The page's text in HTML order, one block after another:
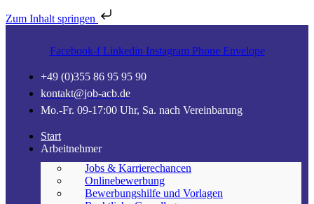
Zum Inhalt springen
Facebook-f Linkedin Instagram Phone Envelope
+49 (0)355 86 95 95 90
kontakt@job-acb.de
Mo.-Fr. 09-17:00 Uhr, Sa. nach Vereinbarung
Start
Arbeitnehmer
Jobs & Karrierechancen
Onlinebewerbung
Bewerbungshilfe und Vorlagen